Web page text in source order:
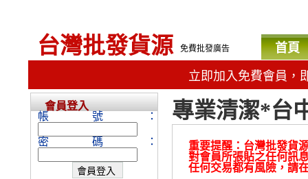
台灣批發貨源 免費批發廣告 首頁
立即加入免費會員，
專業清潔*台
重要提醒：台灣批發貨
對會員所張貼之任何訊
任何交易都有風險，請
會員登入
帳號：
密碼：